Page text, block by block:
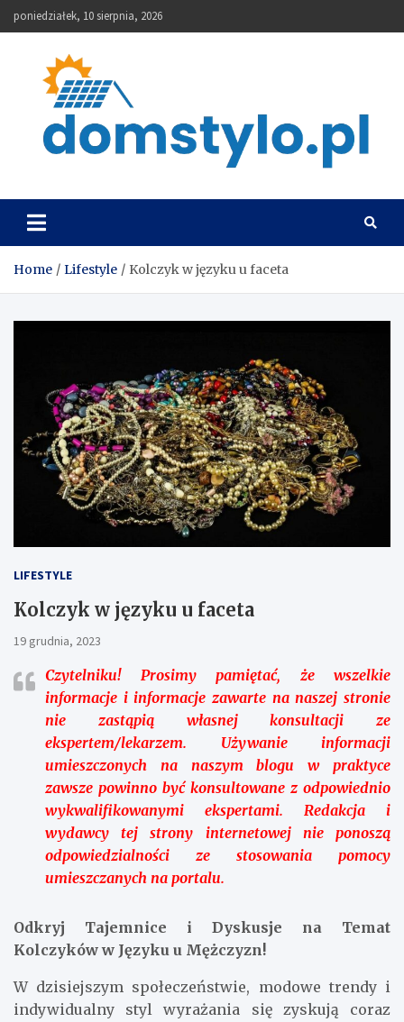
to
poniedziałek, 10 sierpnia, 2026
DomStylo
Home Lifestyle Kolczyk w języku u faceta
LIFESTYLE
Kolczyk w języku u faceta
19 grudnia, 2023
Czytelniku!Prosimy pamiętać, że wszelkie
informacje i informacje zawarte na naszej stronie
nie zastąpią własnej konsultacji ze
ekspertem/lekarzem. Używanie informacji
umieszczonych na naszym blogu w praktyce
zawsze powinno być konsultowane z odpowiednio
wykwalifikowanymi ekspertami. Redakcja i
wydawcy tej strony internetowej nie ponoszą
odpowiedzialności ze stosowania pomocy
umieszczanych na portalu.
Odkryj Tajemnice i Dyskusje na Temat
Kolczyków w Języku u Mężczyzn!
W dzisiejszym społeczeństwie, modowe trendy i
indywidualny styl wyrażania się zyskują coraz